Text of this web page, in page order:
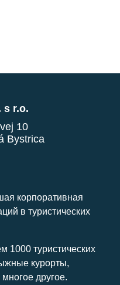
s r.o.
10
Bystrica
корпоративная
в туристических
1000 туристических
курорты,
другое.